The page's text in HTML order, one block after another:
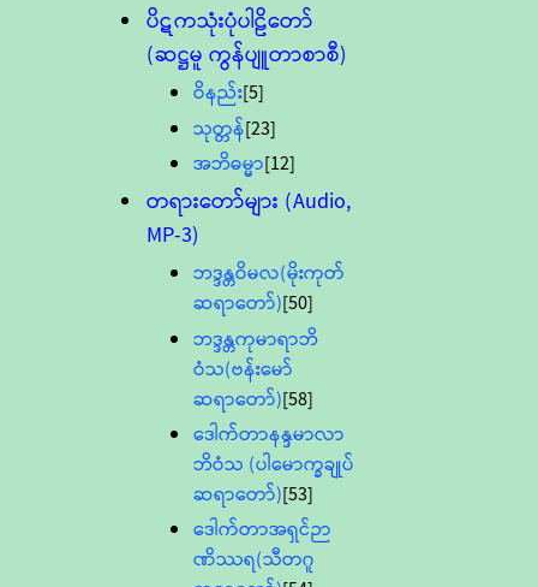
ပိဋကသုံးပုံပါဠိတော်
(ဆဋ္ဌမူ ကွန်ပျူတာစာစီ)
ဝိနည်း[5]
သုတ္တန်[23]
အဘိဓမ္မာ[12]
တရားတော်များ (Audio,
MP-3)
ဘဒ္ဒန္တဝိမလ(မိုးကုတ်
ဆရာတော်)[50]
ဘဒ္ဒန္တကုမာရာဘိ
ဝံသ(ဗန်းမော်
ဆရာတော်)[58]
ဒေါက်တာနန္ဒမာလာ
ဘိဝံသ (ပါမောက္ခချုပ်
ဆရာတော်)[53]
ဒေါက်တာအရှင်ဉာ
ဏိဿရ(သီတဂူ